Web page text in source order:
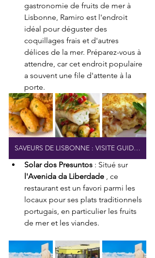
gastronomie de fruits de mer à
Lisbonne, Ramiro est l'endroit
idéal pour déguster des
coquillages frais et d'autres
délices de la mer. Préparez-vous à
attendre, car cet endroit populaire
a souvent une file d'attente à la
porte.
SAVEURS DE LISBONNE : VISITE GUIDÉE
Solar dos Presuntos : Situé sur
l'Avenida da Liberdade , ce
restaurant est un favori parmi les
locaux pour ses plats traditionnels
portugais, en particulier les fruits
de mer et les viandes.